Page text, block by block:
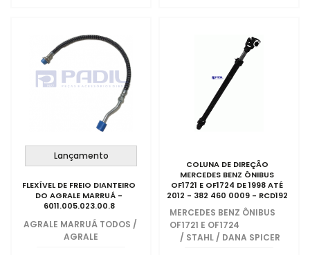
Lançamento
FLEXÍVEL DE FREIO DIANTEIRO
DO AGRALE MARRUÁ -
6011.005.023.00.8
AGRALE MARRUÁ TODOS /
AGRALE
COLUNA DE DIREÇÃO
MERCEDES BENZ ÔNIBUS
OF1721 E OF1724 DE 1998 ATÉ
2012 - 382 460 0009 - RCD192
MERCEDES BENZ ÔNIBUS
OF1721 E OF1724
/ STAHL / DANA SPICER